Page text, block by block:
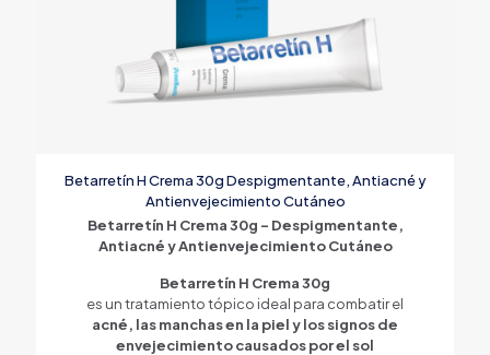
Betarretín H Crema 30g Despigmentante, Antiacné y
Antienvejecimiento Cutáneo
Betarretín H Crema 30g – Despigmentante,
Antiacné y Antienvejecimiento Cutáneo
Betarretín H Crema 30g
es un tratamiento tópico ideal para combatir el
acné, las manchas en la piel y los signos de
envejecimiento causados por el sol